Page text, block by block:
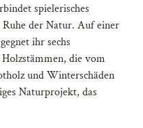
spielerisches
der Natur. Auf einer
ihr sechs
die vom
und Winterschäden
Naturprojekt, das